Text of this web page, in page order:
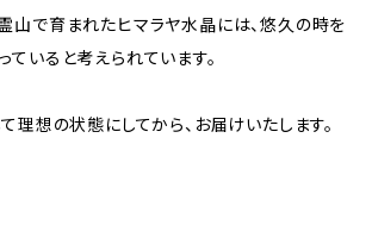
山で育まれたヒマラヤ水晶には、悠久の時を
いると考えられています。
理想の状態にしてから、お届けいたします。